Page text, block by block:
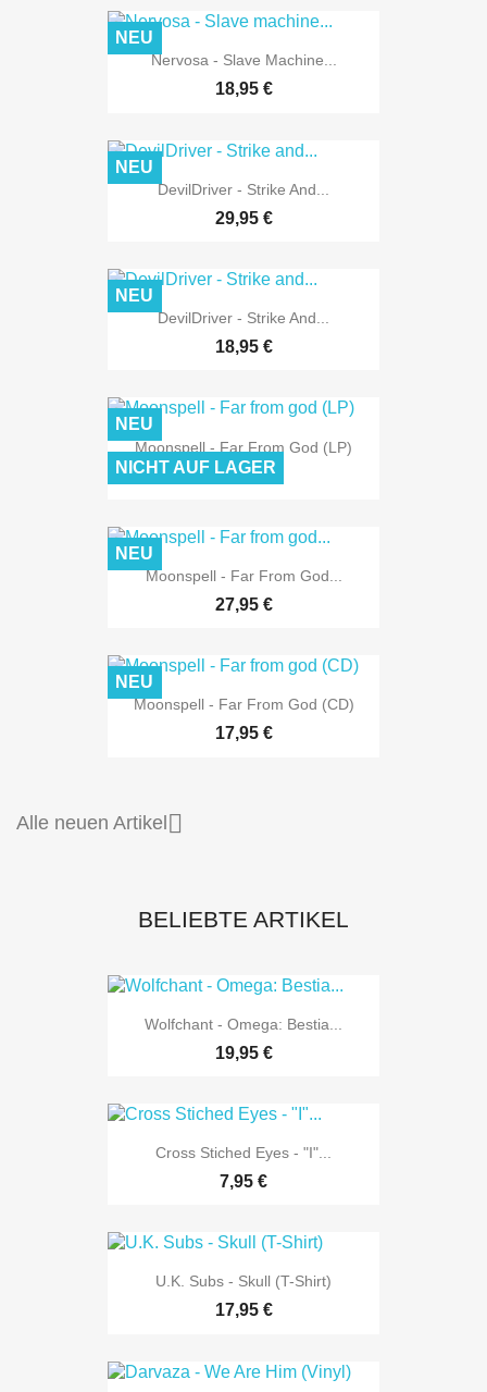
Nervosa - Slave Machine...
18,95 €
NEU
DevilDriver - Strike And...
29,95 €
NEU
DevilDriver - Strike And...
18,95 €
NEU
Moonspell - Far From God (LP)
26,95 €
NEU
NICHT AUF LAGER
Moonspell - Far From God...
27,95 €
NEU
Moonspell - Far From God (CD)
17,95 €
NEU
Alle neuen Artikel
BELIEBTE ARTIKEL
Wolfchant - Omega: Bestia...
19,95 €
Cross Stiched Eyes - "I"...
7,95 €
U.K. Subs - Skull (T-Shirt)
17,95 €